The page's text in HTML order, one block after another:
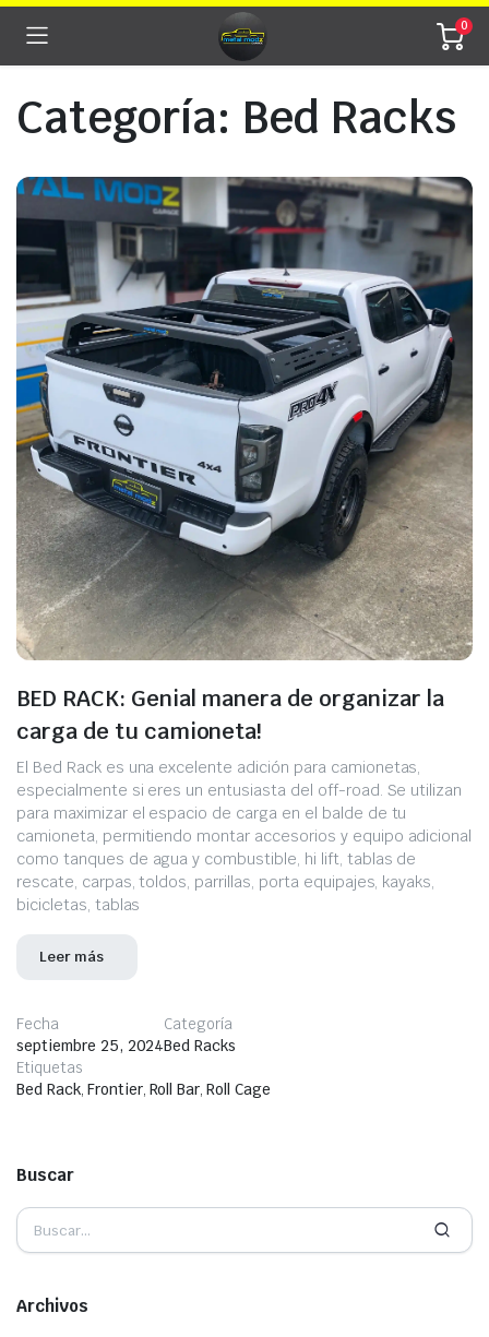
0
Categoría: Bed Racks
BED RACK: Genial manera de organizar la
carga de tu camioneta!
El Bed Rack es una excelente adición para camionetas,
especialmente si eres un entusiasta del off-road. Se utilizan
para maximizar el espacio de carga en el balde de tu
camioneta, permitiendo montar accesorios y equipo adicional
como tanques de agua y combustible, hi lift, tablas de
rescate, carpas, toldos, parrillas, porta equipajes, kayaks,
bicicletas, tablas
Leer más
Fecha
septiembre 25, 2024
Categoría
Bed Racks
Etiquetas
Bed Rack, Frontier, Roll Bar, Roll Cage
Buscar
Archivos